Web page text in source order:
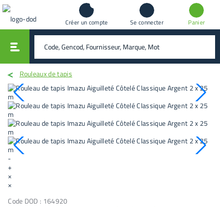
Créer un compte Se connecter Panier
rechercher
Rouleaux de tapis
-
+
×
×
Code DOD : 164920